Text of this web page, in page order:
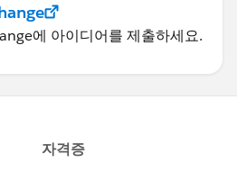
에 아이디어를 제출하세요.